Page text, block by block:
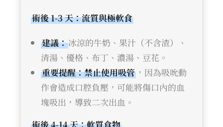
術後 1-3 天：流質與極軟食
建議：冰涼的牛奶、果汁（不含渣）、
清湯、優格、布丁、濃湯、豆花。
重要提醒：禁止使用吸管 ，因為吸吮動
作會造成口腔負壓，可能將傷口內的血
塊吸出，導致二次出血。
術後 4-14 天：軟質食物